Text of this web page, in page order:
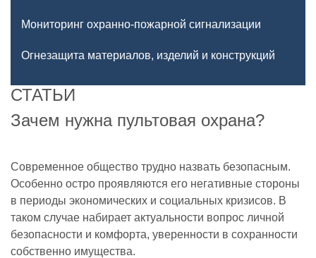
Мониторинг охранно-пожарной сигнализации
Огнезащита материалов, изделий и конструкций
СТАТЬИ
Зачем нужна пультовая охрана?
Современное общество трудно назвать безопасным.
Особенно остро проявляются его негативные стороны
в периоды экономических и социальных кризисов. В
таком случае набирает актуальности вопрос личной
безопасности и комфорта, уверенности в сохранности
собственно имущества.